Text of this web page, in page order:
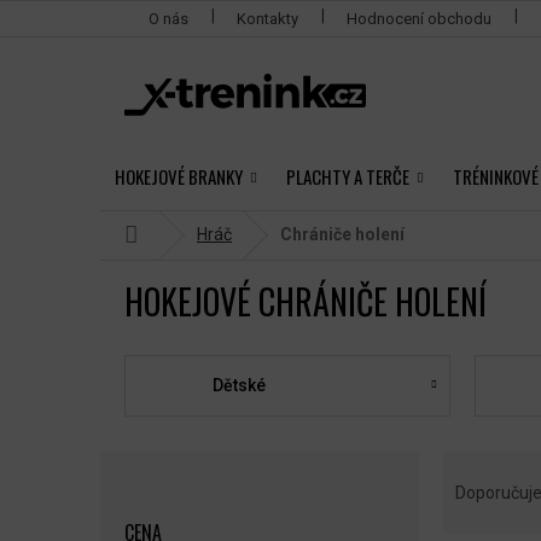
O nás Kontakty Hodnocení obchodu
HOKEJOVÉ BRANKY PLACHTY A TERČE
Hráč Chrániče holení
HOKEJOVÉ CHRÁNIČE HOLENÍ
Dětské
CENA